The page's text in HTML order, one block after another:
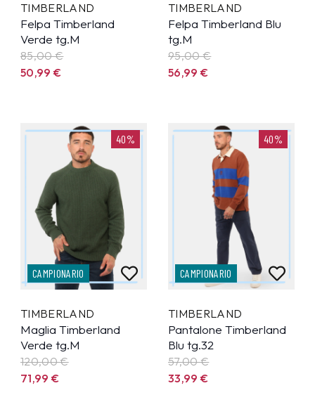
TIMBERLAND
Felpa Timberland
Verde tg.M
85,00 €
50,99€
TIMBERLAND
Felpa Timberland Blu
tg.M
95,00 €
56,99€
40%
CAMPIONARIO
TIMBERLAND
Maglia Timberland
Verde tg.M
120,00 €
71,99€
40%
CAMPIONARIO
TIMBERLAND
Pantalone Timberland
Blu tg.32
57,00 €
33,99€